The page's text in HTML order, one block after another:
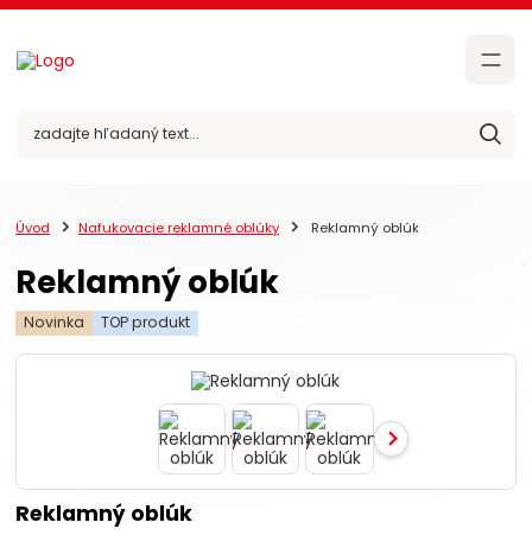
Úvod Nafukovacie reklamné oblúky Reklamný oblúk
Reklamný oblúk
Novinka TOP produkt
Reklamný oblúk